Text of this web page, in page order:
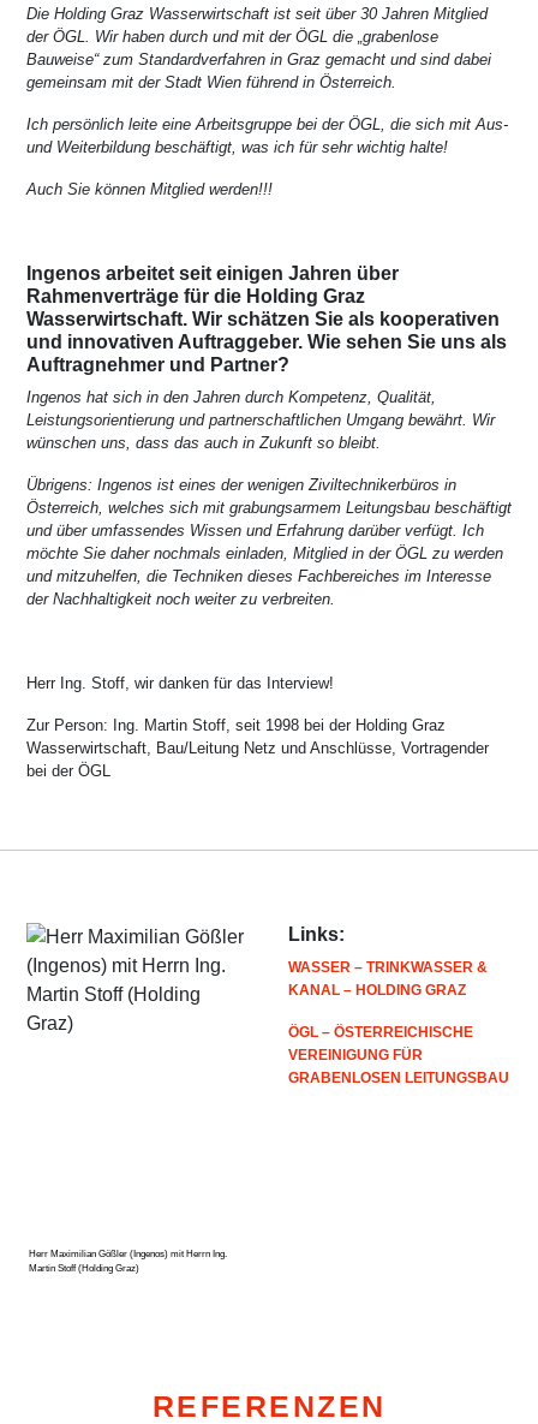
Die Holding Graz Wasserwirtschaft ist seit über 30 Jahren Mitglied
der ÖGL. Wir haben durch und mit der ÖGL die „grabenlose
Bauweise“ zum Standardverfahren in Graz gemacht und sind dabei
gemeinsam mit der Stadt Wien führend in Österreich.
Ich persönlich leite eine Arbeitsgruppe bei der ÖGL, die sich mit Aus-
und Weiterbildung beschäftigt, was ich für sehr wichtig halte!
Auch Sie können Mitglied werden!!!
Ingenos arbeitet seit einigen Jahren über
Rahmenverträge für die Holding Graz
Wasserwirtschaft. Wir schätzen Sie als kooperativen
und innovativen Auftraggeber. Wie sehen Sie uns als
Auftragnehmer und Partner?
Ingenos hat sich in den Jahren durch Kompetenz, Qualität,
Leistungsorientierung und partnerschaftlichen Umgang bewährt. Wir
wünschen uns, dass das auch in Zukunft so bleibt.
Übrigens: Ingenos ist eines der wenigen Ziviltechnikerbüros in
Österreich, welches sich mit grabungsarmem Leitungsbau beschäftigt
und über umfassendes Wissen und Erfahrung darüber verfügt. Ich
möchte Sie daher nochmals einladen, Mitglied in der ÖGL zu werden
und mitzuhelfen, die Techniken dieses Fachbereiches im Interesse
der Nachhaltigkeit noch weiter zu verbreiten.
Herr Ing. Stoff, wir danken für das Interview!
Zur Person: Ing. Martin Stoff, seit 1998 bei der Holding Graz
Wasserwirtschaft, Bau/Leitung Netz und Anschlüsse, Vortragender
bei der ÖGL
Herr Maximilian Gößler (Ingenos) mit Herrn Ing.
Martin Stoff (Holding Graz)
Links:
WASSER – TRINKWASSER &
KANAL – HOLDING GRAZ
ÖGL – ÖSTERREICHISCHE
VEREINIGUNG FÜR
GRABENLOSEN LEITUNGSBAU
REFERENZEN